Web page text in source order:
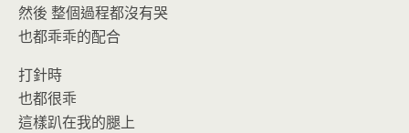
然後 整個過程都沒有哭
也都乖乖的配合
打針時
也都很乖
這樣趴在我的腿上